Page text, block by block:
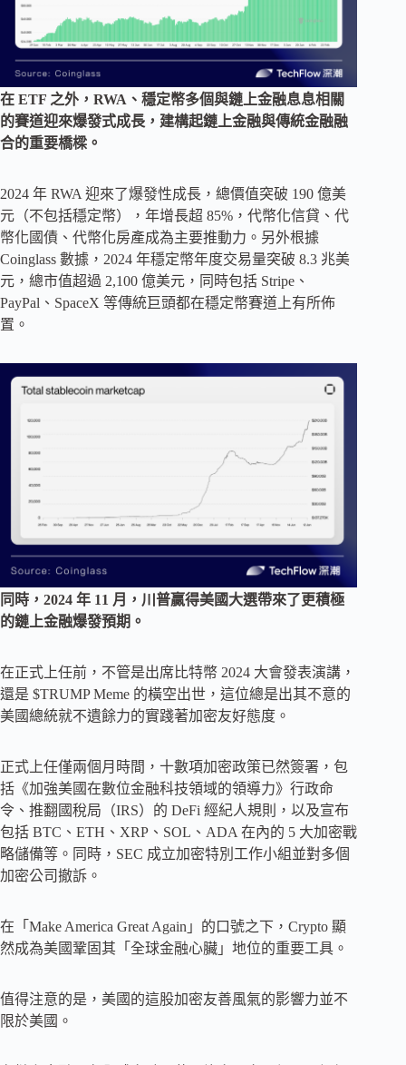
在 ETF 之外，RWA、穩定幣多個與鏈上金融息息相關
的賽道迎來爆發式成長，建構起鏈上金融與傳統金融融
合的重要橋樑。
2024 年 RWA 迎來了爆發性成長，總價值突破 190 億美
元（不包括穩定幣），年增長超 85%，代幣化信貸、代
幣化國債、代幣化房產成為主要推動力。另外根據
Coinglass 數據，2024 年穩定幣年度交易量突破 8.3 兆美
元，總市值超過 2,100 億美元，同時包括 Stripe、
PayPal、SpaceX 等傳統巨頭都在穩定幣賽道上有所佈
置。
同時，2024 年 11 月，川普贏得美國大選帶來了更積極
的鏈上金融爆發預期。
在正式上任前，不管是出席比特幣 2024 大會發表演講，
還是 $TRUMP Meme 的橫空出世，這位總是出其不意的
美國總統就不遺餘力的實踐著加密友好態度。
正式上任僅兩個月時間，十數項加密政策已然簽署，包
括《加強美國在數位金融科技領域的領導力》行政命
令、推翻國稅局（IRS）的 DeFi 經紀人規則，以及宣布
包括 BTC、ETH、XRP、SOL、ADA 在內的 5 大加密戰
略儲備等。同時，SEC 成立加密特別工作小組並對多個
加密公司撤訴。
在「Make America Great Again」的口號之下，Crypto 顯
然成為美國鞏固其「全球金融心臟」地位的重要工具。
值得注意的是，美國的這股加密友善風氣的影響力並不
限於美國。